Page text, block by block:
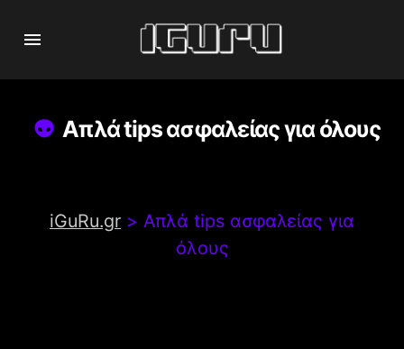
Απλά tips ασφαλείας για όλους
iGuRu.gr > Απλά tips ασφαλείας για
όλους